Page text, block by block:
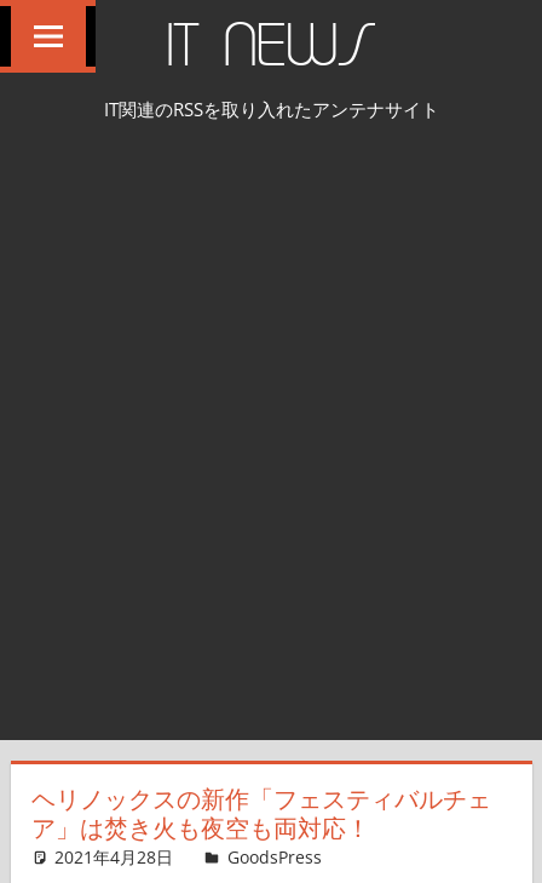
IT NEWS
IT関連のRSSを取り入れたアンテナサイト
ヘリノックスの新作「フェスティバルチェ
ア」は焚き火も夜空も両対応！
2021年4月28日 ＆GP
GoodsPress